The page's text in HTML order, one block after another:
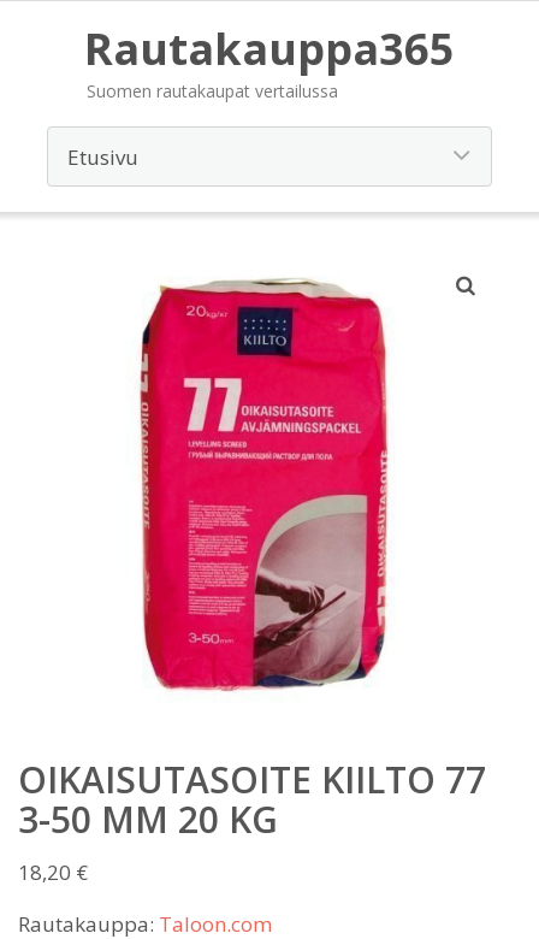
Rautakauppa365
Suomen rautakaupat vertailussa
OIKAISUTASOITE KIILTO 77
3-50 MM 20 KG
18,20 €
Rautakauppa: Taloon.com